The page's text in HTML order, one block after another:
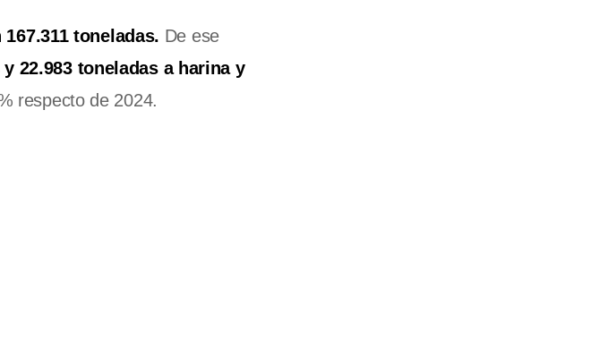
toneladas. De ese
22.983 toneladas a harina y
respecto de 2024.